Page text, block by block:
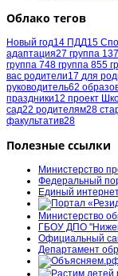
Облако тегов
Новый год14 ПДД15
адаптация27 группа 137
группа 748 группа 855
вас родители17 для
руководитель62
праздники12 проект
сад22 родителям28
факультатив28
Полезные ссылки
Министерство
Федеральный
Единый
Министерство
ГБОУ ДПО
Официальный
Департамент